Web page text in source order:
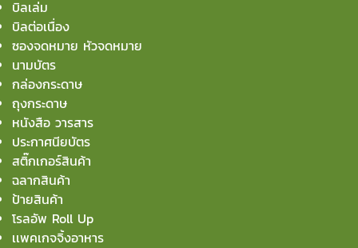
บิลเล่ม
บิลต่อเนื่อง
ซองจดหมาย หัวจดหมาย
นามบัตร
กล่องกระดาษ
ถุงกระดาษ
หนังสือ วารสาร
ประกาศนียบัตร
สติ๊กเกอร์สินค้า
ฉลากสินค้า
ป้ายสินค้า
โรลอัพ Roll Up
เเพคเกจจิ้งอาหาร